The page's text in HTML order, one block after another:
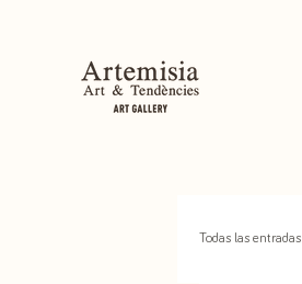
Todas las entradas